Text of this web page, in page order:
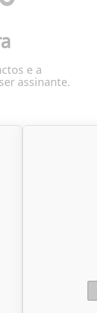
e a
assinante.